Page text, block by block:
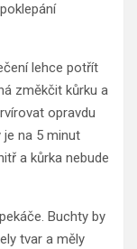
lehce potřít
změkčit kůrku a
opravdu
je na 5 minut
a kůrka nebude
Buchty by
tvar a měly